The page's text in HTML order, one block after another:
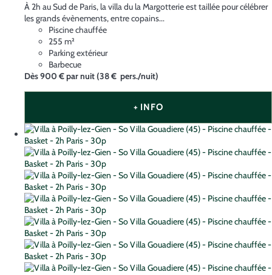
À 2h au Sud de Paris, la villa du la Margotterie est taillée pour célébrer
les grands évènements, entre copains...
Piscine chauffée
255 m²
Parking extérieur
Barbecue
Dès900 €par nuit(38 € pers./nuit)
+ INFO